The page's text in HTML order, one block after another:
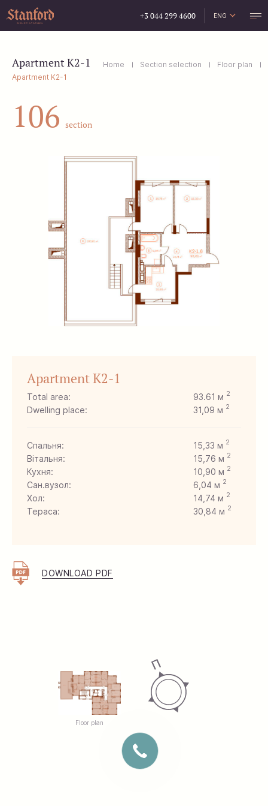
+3 044 299 4600
ENG
Apartment K2-1 Home Section selection
Floor plan
Apartment K2-1
106 section
Floor plan
Apartment K2-1
Total area: 93.61 м 2
Dwelling place: 31,09 м 2
Спальня: 15,33 м 2
Вітальня: 15,76 м 2
Кухня: 10,90 м 2
Сан.вузол: 6,04 м 2
Хол: 14,74 м 2
Тераса: 30,84 м 2
DOWNLOAD PDF